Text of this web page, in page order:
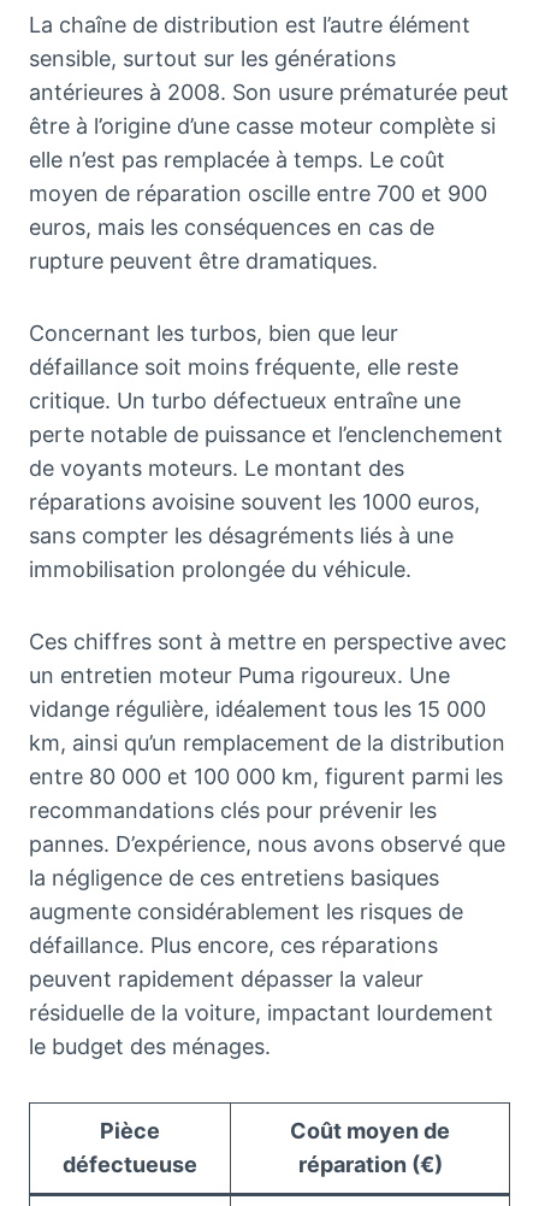
La chaîne de distribution est l’autre élément
sensible, surtout sur les générations
antérieures à 2008. Son usure prématurée peut
être à l’origine d’une casse moteur complète si
elle n’est pas remplacée à temps. Le coût
moyen de réparation oscille entre 700 et 900
euros, mais les conséquences en cas de
rupture peuvent être dramatiques.
Concernant les turbos, bien que leur
défaillance soit moins fréquente, elle reste
critique. Un turbo défectueux entraîne une
perte notable de puissance et l’enclenchement
de voyants moteurs. Le montant des
réparations avoisine souvent les 1000 euros,
sans compter les désagréments liés à une
immobilisation prolongée du véhicule.
Ces chiffres sont à mettre en perspective avec
un entretien moteur Puma rigoureux. Une
vidange régulière, idéalement tous les 15 000
km, ainsi qu’un remplacement de la distribution
entre 80 000 et 100 000 km, figurent parmi les
recommandations clés pour prévenir les
pannes. D’expérience, nous avons observé que
la négligence de ces entretiens basiques
augmente considérablement les risques de
défaillance. Plus encore, ces réparations
peuvent rapidement dépasser la valeur
résiduelle de la voiture, impactant lourdement
le budget des ménages.
Pièce
défectueuse
Coût moyen de
réparation (€)